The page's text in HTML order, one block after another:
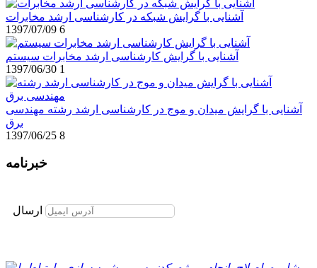
آشنایی با گرایش شبکه در کارشناسی ارشد مخابرات
1397/07/09 6
آشنایی با گرایش کارشناسی ارشد مخابرات سیستم
1397/06/30 1
آشنایی با گرایش میدان و موج در کارشناسی ارشد رشته مهندسی
برق
1397/06/25 8
خبرنامه
ارسال